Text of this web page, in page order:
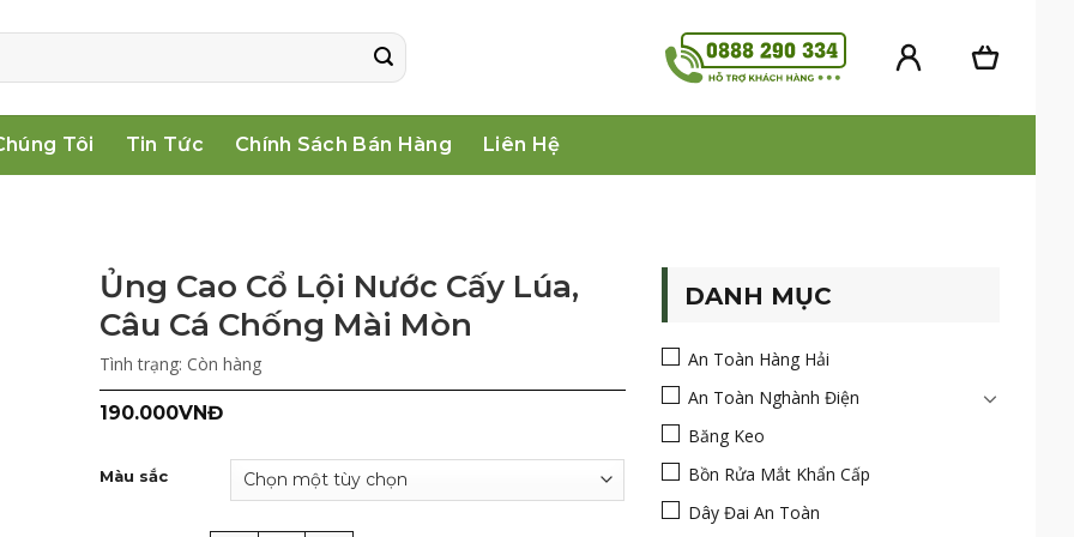
Tôi Tin Tức Chính Sách Bán Hàng Liên Hệ
Ủng Cao Cổ Lội Nước Cấy Lúa,
Câu Cá Chống Mài Mòn
Tình trạng: Còn hàng
190.000VNĐ
Màu sắc
DANH MỤC
An Toàn Hàng Hải
An Toàn Nghành Điện
Băng Keo
Bồn Rửa Mắt Khẩn Cấp
Dây Đai An Toàn